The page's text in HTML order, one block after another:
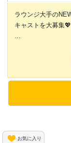
ラウンジ大手の
キャストを大募集💖
ラウンジだからキ
などなど…
お気に入り